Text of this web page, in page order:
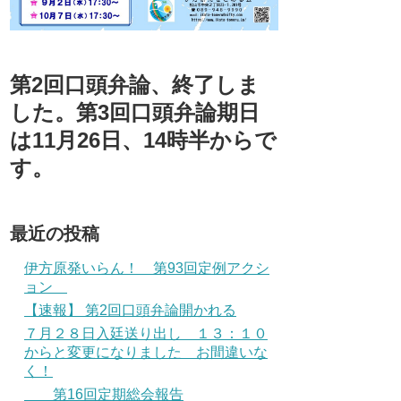
第2回口頭弁論、終了しま
した。第3回口頭弁論期日
は11月26日、14時半からで
す。
最近の投稿
伊方原発いらん！ 第93回定例アクシ
ョン
【速報】 第2回口頭弁論開かれる
７月２８日入廷送り出し １３：１０
からと変更になりました お間違いな
く！
第16回定期総会報告